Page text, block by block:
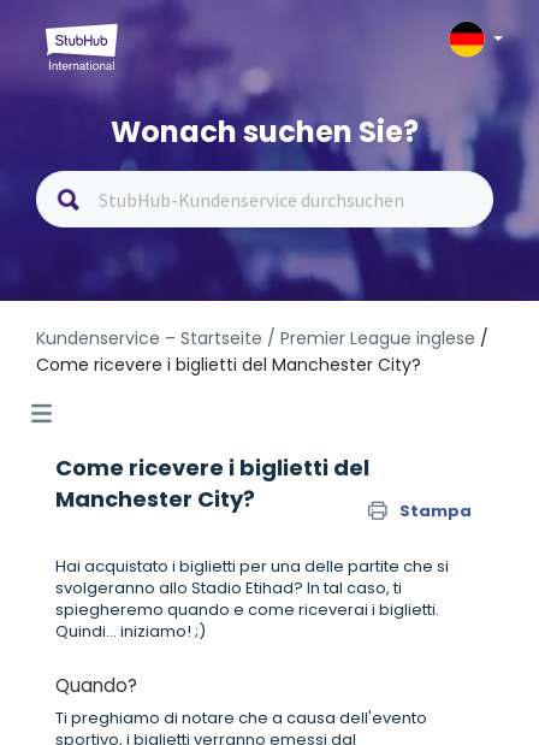
Wonach suchen Sie?
Kundenservice – Startseite / Premier League inglese /
Come ricevere i biglietti del Manchester City?
Come ricevere i biglietti del
Manchester City?
Stampa
Hai acquistato i biglietti per una delle partite che si
svolgeranno allo Stadio Etihad? In tal caso, ti
spiegheremo quando e come riceverai i biglietti.
Quindi... iniziamo! ;)
Quando?
Ti preghiamo di notare che a causa dell'evento
sportivo, i biglietti verranno emessi dal